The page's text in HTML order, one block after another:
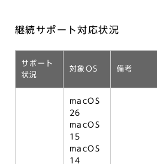
継続サポート対応状況
サポート
状況
対象OS 備考
macOS
26
macOS
15
macOS
14